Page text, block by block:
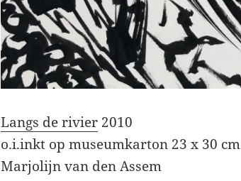
Langs de rivier 2010
o.i.inkt op museumkarton 23 x 30 cm
Marjolijn van den Assem